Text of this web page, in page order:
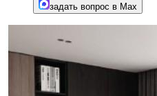
задать вопрос в Max